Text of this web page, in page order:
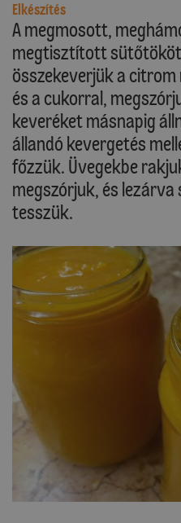
Elkészítés
A megmosott,
megtisztított
összekeverjük a
és a cukorral,
keveréket másnapig
állandó kevergetés
főzzük. Üvegekbe
megszórjuk, és
tesszük.